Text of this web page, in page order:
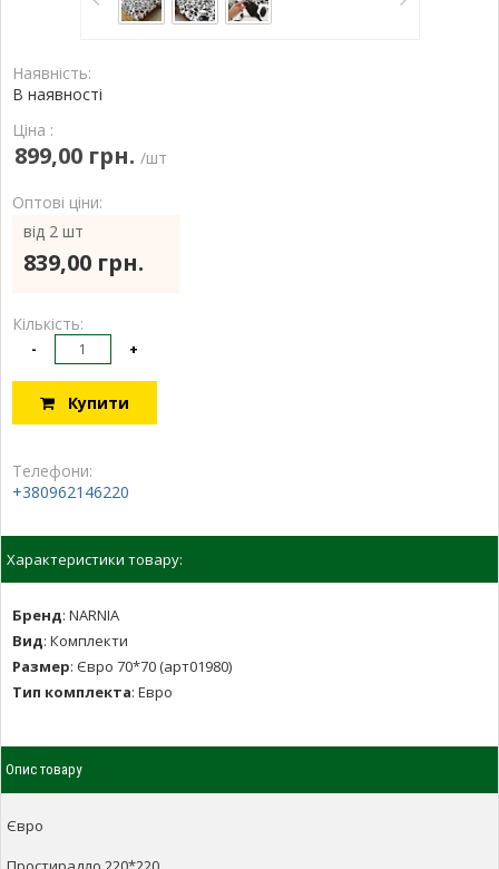
Наявність:
В наявності
Ціна :
899,00 грн. /шт
Оптові ціни:
від 2 шт
839,00 грн.
Кількість:
- +
Купити
Телефони:
+380962146220
Характеристики товару:
Бренд: NARNIA
Вид: Комплекти
Размер: Євро 70*70 (арт01980)
Тип комплекта: Евро
Опис товару
Євро